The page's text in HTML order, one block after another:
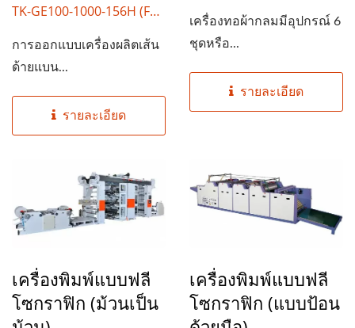
TK-GE100-1000-156H (FW-
การออกแบบเครื่องผลิตเส้น
ด้ายแบน...
รายละเอียด
TK-6/900CR, TK-6/850CB-
R, TK-6/1500S, TK-
8/1500SR, TK-8/2200
เครื่องทอผ้ากลมมีอุปกรณ์ 6
ชุดหรือ...
รายละเอียด
เครื่องพิมพ์แบบฟลี
โซกราฟิก (ม้วนเป็น
เครื่องพิมพ์แบบฟลี
โซกราฟิก (แบบป้อน